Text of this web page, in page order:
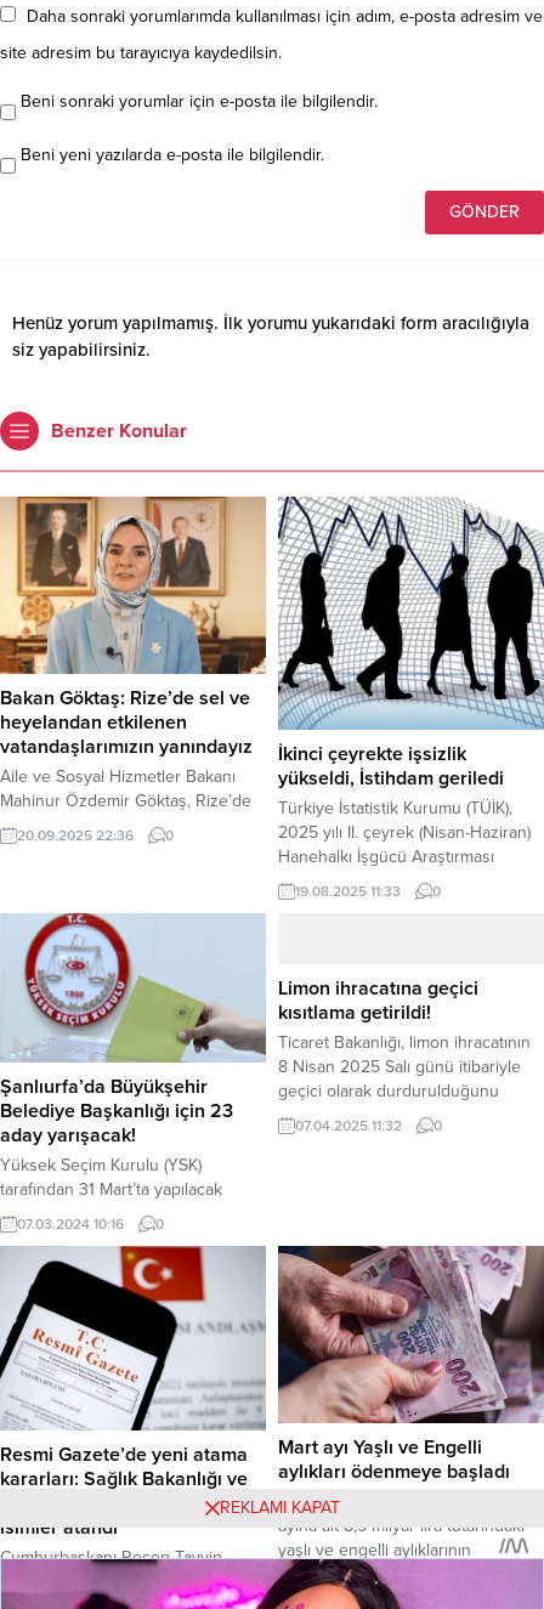
Daha sonraki yorumlarımda kullanılması için adım, e-posta adresim ve
site adresim bu tarayıcıya kaydedilsin.
Beni sonraki yorumlar için e-posta ile bilgilendir.
Beni yeni yazılarda e-posta ile bilgilendir.
Henüz yorum yapılmamış. İlk yorumu yukarıdaki form aracılığıyla
siz yapabilirsiniz.
Benzer Konular
Bakan Göktaş: Rize’de sel ve
heyelandan etkilenen
vatandaşlarımızın yanındayız
Aile ve Sosyal Hizmetler Bakanı
Mahinur Özdemir Göktaş, Rize’de
yoğun yağışın sebep olduğu sel ve
heyelandan etkilenen vatandaşların
Bakanı Mahinur Özdemir Göktaş,
Rize’de yoğun yağışın sebep
olduğu sel ve heyelandan
etkilenen vatandaşların yanında
olduklarını aktardı. Bölgeye, acil ve
temel ihtiyaçların...
20.09.2025 22:36 0
İkinci çeyrekte işsizlik
yükseldi, İstihdam geriledi
Türkiye İstatistik Kurumu (TÜİK),
2025 yılı II. çeyrek (Nisan-Haziran)
Hanehalkı İşgücü Araştırması
sonuçlarını açıkladı. Haber Merkezi
– TÜİK’in bugün açıkladığı 2025 yılı
erkeklerde yüzde 7,0, kadınlarda
yüzde 11,6 olarak gerçekleşti.
Mevsim etkisinden arındırılmış
istihdam edilenlerin sayısı 41 bin
azalarak 32 milyon 435...
19.08.2025 11:33 0
Şanlıurfa’da Büyükşehir
Belediye Başkanlığı için 23
aday yarışacak!
Yüksek Seçim Kurulu (YSK)
tarafından 31 Mart’ta yapılacak
Mahalli İdareler Genel Seçimleri’ne
ilişkin Şanlıurfa’da kesinleşen aday
listeleri internet sitesinde
yayımlandı. Şanlıurfa Büyükşehir
Belediye Başkanlığı için toplam 23
aday yarışacak. Seçmen Sayısı ve
Dağılımı Şanlıurfa’da 1 milyon 251
bin 37 seçmen oy kullanacak.
Seçmenlerin ilçelere göre dağılımı
şu şekilde: Aday Listesi...
07.03.2024 10:16 0
Limon ihracatına geçici
kısıtlama getirildi!
Ticaret Bakanlığı, limon ihracatının
8 Nisan 2025 Salı günü itibariyle
geçici olarak durdurulduğunu
duyurdu. Bakanlık, soğuk hava ve
don vakalarının limon üretiminde
arz güvenliğini sağlamayı
hedeflendiği kaydedildi.
Açıklamada, Adana, Mersin ve
Hatay’daki don...
07.04.2025 11:32 0
Resmi Gazete’de yeni atama
kararları: Sağlık Bakanlığı ve
isimler atandı
Cumhurbaşkanı Recep Tayyip
Erdoğan’ın imzasıyla yayımlanan
08.08.2025 00:55 0
Mart ayı Yaşlı ve Engelli
aylıkları ödenmeye başladı
Mahinur Özdemir Göktaş, mart
ayına ait 8,5 milyar lira tutarındaki
yaşlı ve engelli aylıklarının
hesaplara yatırılmaya başlandığını
duyurdu. Haber Merkezi – Aile ve
05.03.2026 21:52
REKLAMI KAPAT